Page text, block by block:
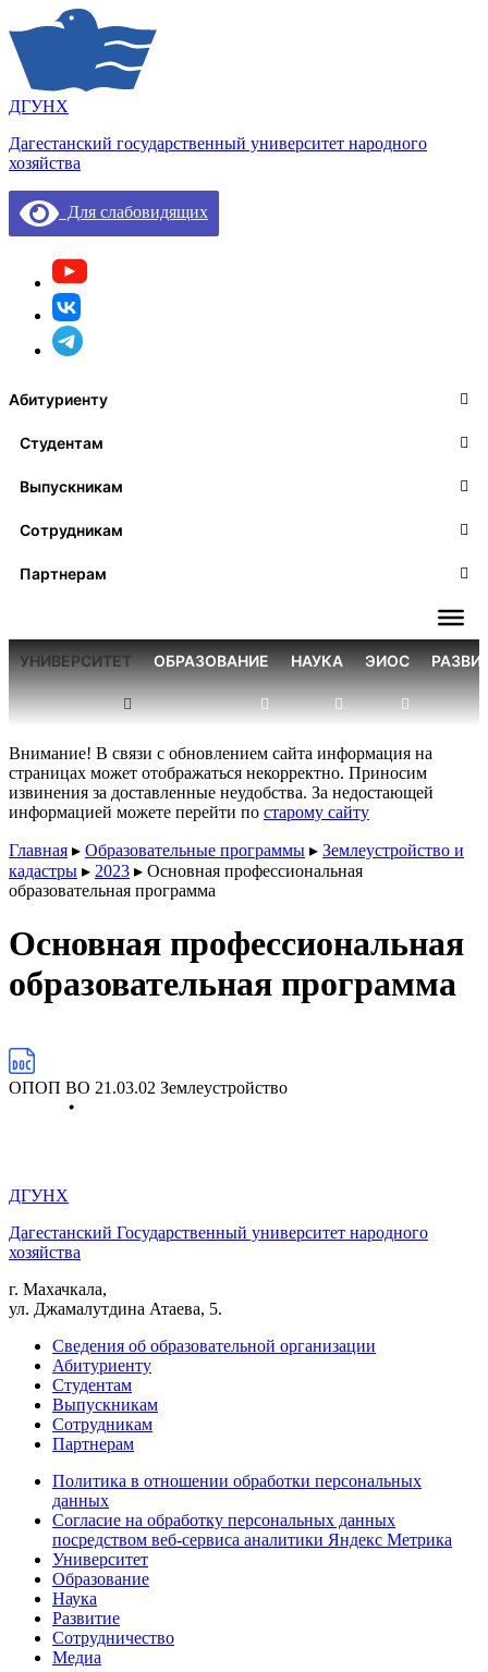
ДГУНХ
Дагестанский государственный университет народного
хозяйства
Для слабовидящих
Абитуриенту
Студентам
Выпускникам
Сотрудникам
Партнерам
УНИВЕРСИТЕТ ОБРАЗОВАНИЕ НАУКА ЭИОС
Внимание! В связи с обновлением сайта информация на
страницах может отображаться некорректно. Приносим
извинения за доставленные неудобства. За недостающей
информацией можете перейти по старому сайту
Главная ▸ Образовательные программы ▸ Землеустройство и
кадастры ▸ 2023 ▸ Основная профессиональная
образовательная программа
Основная профессиональная
образовательная программа
ОПОП ВО 21.03.02 Землеустройство
ДГУНХ
Дагестанский Государственный университет народного
хозяйства
г. Махачкала,
ул. Джамалутдина Атаева, 5.
Сведения об образовательной организации
Абитуриенту
Студентам
Выпускникам
Сотрудникам
Партнерам
Политика в отношении обработки персональных
данных
Согласие на обработку персональных данных
посредством веб-сервиса аналитики Яндекс Метрика
Университет
Образование
Наука
Развитие
Сотрудничество
Медиа